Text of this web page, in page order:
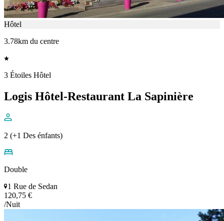
Hôtel
3.78km du centre
3 Étoiles Hôtel
Logis Hôtel-Restaurant La Sapinière
2 (+1 Des énfants)
Double
1 Rue de Sedan
120,75 €
/Nuit